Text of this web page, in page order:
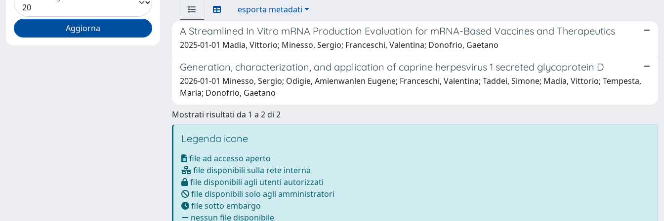
esporta metadati
A Streamlined In Vitro mRNA Production Evaluation for mRNA-Based Vaccines and Therapeutics
2025-01-01 Madia, Vittorio; Minesso, Sergio; Franceschi, Valentina; Donofrio, Gaetano
Generation, characterization, and application of caprine herpesvirus 1 secreted glycoprotein D
2026-01-01 Minesso, Sergio; Odigie, Amienwanlen Eugene; Franceschi, Valentina; Taddei, Simone; Madia, Vittorio; Tempesta,
Maria; Donofrio, Gaetano
Mostrati risultati da 1 a 2 di 2
Legenda icone
file ad accesso aperto
file disponibili sulla rete interna
file disponibili agli utenti autorizzati
file disponibili solo agli amministratori
file sotto embargo
nessun file disponibile